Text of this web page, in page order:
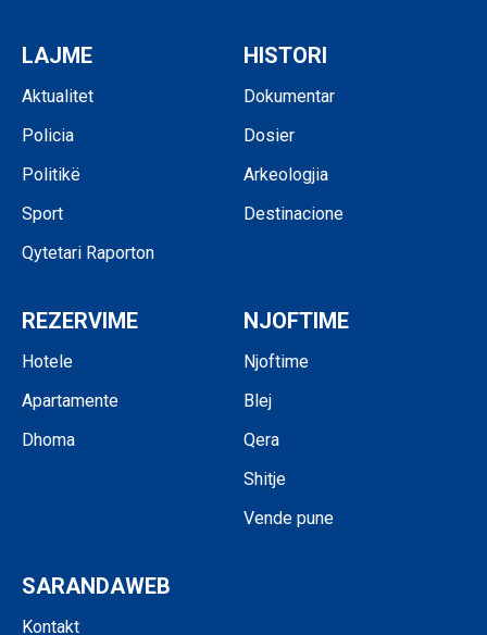
LAJME
Aktualitet
Policia
Politikë
Sport
Qytetari Raporton
HISTORI
Dokumentar
Dosier
Arkeologjia
Destinacione
REZERVIME
Hotele
Apartamente
Dhoma
NJOFTIME
Njoftime
Blej
Qera
Shitje
Vende pune
SARANDAWEB
Kontakt